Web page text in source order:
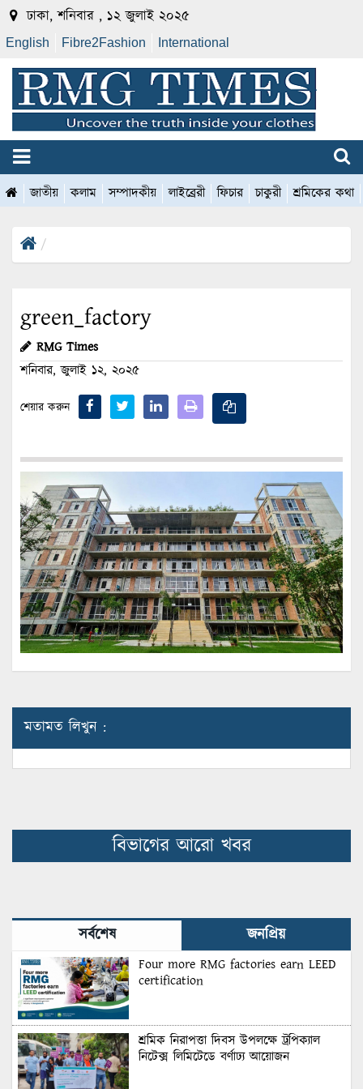
ঢাকা, শনিবার , ১২ জুলাই ২০২৫
English Fibre2Fashion International
জাতীয় কলাম সম্পাদকীয় লাইব্রেরী ফিচার চাকুরী শ্রমিকের কথা
green_factory
RMG Times
শনিবার, জুলাই ১২, ২০২৫
শেয়ার করুন
মতামত লিখুন :
বিভাগের আরো খবর
সর্বশেষ জনপ্রিয়
Four more RMG factories earn LEED
certification
শ্রমিক নিরাপত্তা দিবস উপলক্ষে ট্রপিক্যাল
নিটেক্স লিমিটেডে বর্ণাঢ্য আয়োজন